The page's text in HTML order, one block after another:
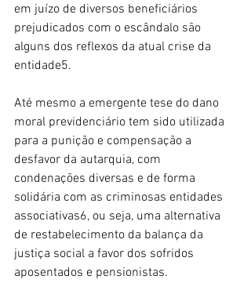
em juízo de diversos beneficiários
prejudicados com o escândalo são
alguns dos reflexos da atual crise da
entidade5.
Até mesmo a emergente tese do dano
moral previdenciário tem sido utilizada
para a punição e compensação a
desfavor da autarquia, com
condenações diversas e de forma
solidária com as criminosas entidades
associativas6, ou seja, uma alternativa
de restabelecimento da balança da
justiça social a favor dos sofridos
aposentados e pensionistas.